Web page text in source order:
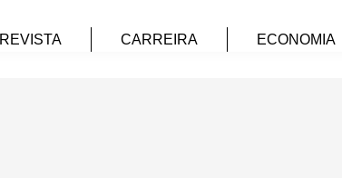
REVISTA CARREIRA ECONOMIA